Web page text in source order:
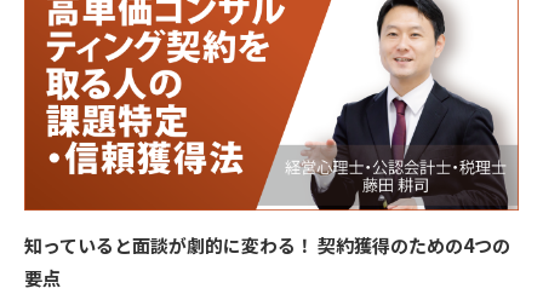
知っていると面談が劇的に変わる！ 契約獲得のための4つの
要点